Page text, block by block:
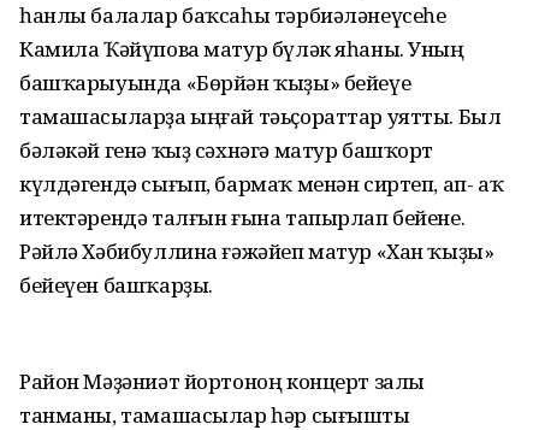
һанлы балалар баҡсаһы тәрбиәләнеүсеһе
Камила Ҡәйүпова матур бүләк яһаны. Уның
башҡарыуында «Бөрйән ҡыҙы» бейеүе
тамашасыларҙа ыңғай тәьҫораттар уятты. Был
бәләкәй генә ҡыҙ сәхнәгә матур башҡорт
күлдәгендә сығып, бармаҡ менән сиртеп, ап- аҡ
итектәрендә талғын ғына тапырлап бейене.
Рәйлә Хәбибуллина ғәжәйеп матур «Хан ҡыҙы»
бейеүен башҡарҙы.
Район Мәҙәниәт йортоноң концерт залы
танманы, тамашасылар һәр сығышты